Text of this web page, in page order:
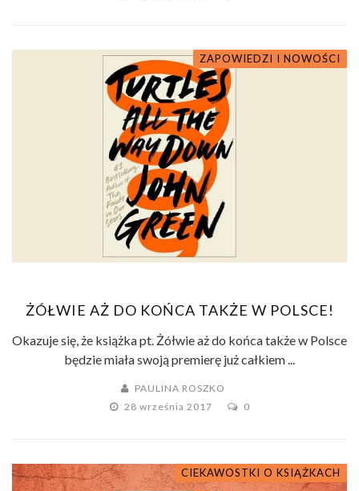
ZAPOWIEDZI I NOWOŚCI
ŻÓŁWIE AŻ DO KOŃCA TAKŻE W POLSCE!
Okazuje się, że książka pt. Żółwie aż do końca także w Polsce
będzie miała swoją premierę już całkiem ...
PAULINA ROSZKO
28 września 2017
0
CIEKAWOSTKI O KSIĄŻKACH